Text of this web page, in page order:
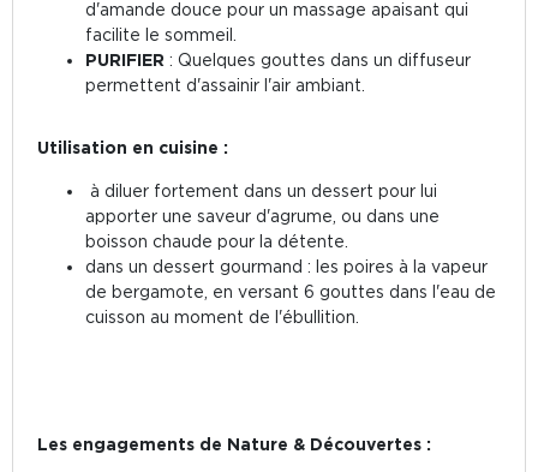
d'amande douce pour un massage apaisant qui
facilite le sommeil.
PURIFIER : Quelques gouttes dans un diffuseur
permettent d'assainir l'air ambiant.
Utilisation en cuisine :
à diluer fortement dans un dessert pour lui
apporter une saveur d'agrume, ou dans une
boisson chaude pour la détente.
dans un dessert gourmand : les poires à la vapeur
de bergamote, en versant 6 gouttes dans l'eau de
cuisson au moment de l'ébullition.
Les engagements de Nature & Découvertes :